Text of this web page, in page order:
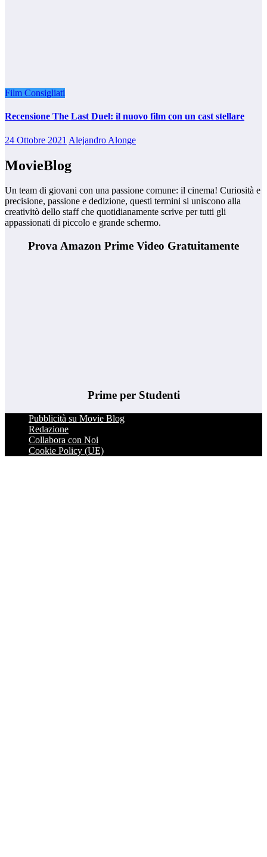
Film Consigliati
Recensione The Last Duel: il nuovo film con un cast stellare
24 Ottobre 2021 Alejandro Alonge
MovieBlog
Un team di giovani con una passione comune: il cinema! Curiosità e
precisione, passione e dedizione, questi termini si uniscono alla
creativitò dello staff che quotidianamente scrive per tutti gli
appassionati di piccolo e grande schermo.
Prova Amazon Prime Video Gratuitamente
Prime per Studenti
Pubblicità su Movie Blog
Redazione
Collabora con Noi
Cookie Policy (UE)